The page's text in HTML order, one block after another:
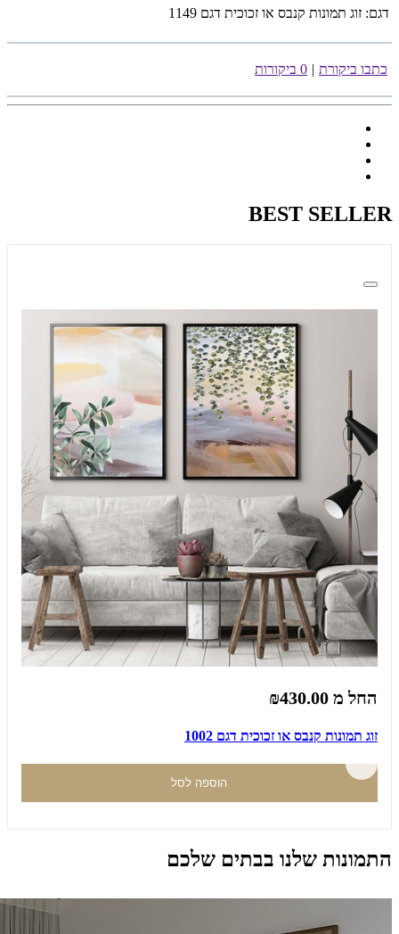
דגם: זוג תמונות קנבס או זכוכית דגם 1149
כתבו ביקורת | 0 ביקורות
BEST SELLER
החל מ ₪430.00
זוג תמונות קנבס או זכוכית דגם 1002
הוספה לסל
התמונות שלנו בבתים שלכם